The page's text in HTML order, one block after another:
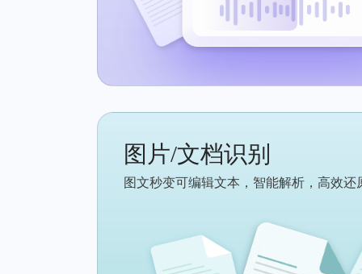
图片/文档识别
图文秒变可编辑文本，智能解析，高效还